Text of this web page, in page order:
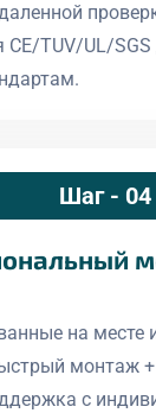
CE/TUV/UL/SGS
Шаг - 04
на месте
монтаж
с